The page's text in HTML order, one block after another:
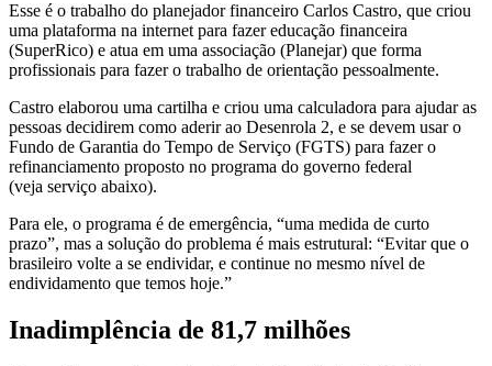
Esse é o trabalho do planejador financeiro Carlos Castro, que criou
uma plataforma na internet para fazer educação financeira
(SuperRico) e atua em uma associação (Planejar) que forma
profissionais para fazer o trabalho de orientação pessoalmente.
Castro elaborou uma cartilha e criou uma calculadora para ajudar as
pessoas decidirem como aderir ao Desenrola 2, e se devem usar o
Fundo de Garantia do Tempo de Serviço (FGTS) para fazer o
refinanciamento proposto no programa do governo federal
(veja serviço abaixo).
Para ele, o programa é de emergência, “uma medida de curto
prazo”, mas a solução do problema é mais estrutural: “Evitar que o
brasileiro volte a se endividar, e continue no mesmo nível de
endividamento que temos hoje.”
Inadimplência de 81,7 milhões